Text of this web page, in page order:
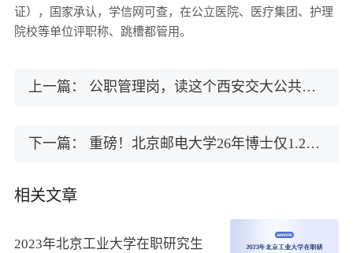
证），国家承认，学信网可查，在公立医院、医疗集团、护理
院校等单位评职称、跳槽都管用。
上一篇： 公职管理岗，读这个西安交大公共管理博士准没错！
下一篇： 重磅！北京邮电大学26年博士仅1.2万/生学年（工程硕博专项）
相关文章
2023年北京工业大学在职研究生